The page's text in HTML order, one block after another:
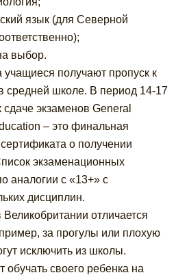
язык (для Северной
выбор.
учащиеся получают пропуск к
средней школе. В период 14-17
сдаче экзаменов General
– это финальная
о получении
экзаменационных
аналогии с «13+» с
дисциплин.
отличается
за прогулы или плохую
исключить из школы.
своего ребенка на